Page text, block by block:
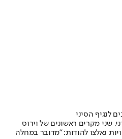
לנגיף הסיני
שני מקרים ראשונים של וירוס
נאלצו להודות: "מדובר במחלה